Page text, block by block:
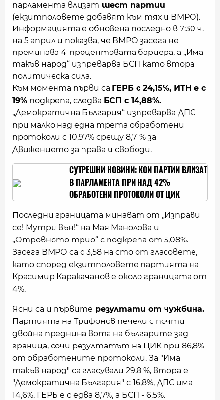
парламента влизат шест партии
(екзитполовете добавят към тях и ВМРО).
Информацията е обновена последно в 7:30 ч.
на 5 април и показва, че ВМРО засега не
преминава 4-процентовата бариера, а „Има
такъв народ“ изпреварва БСП като втора
политическа сила.
Към момента първи са ГЕРБ с 24,15%, ИТН е с
19% подкрепа, следва БСП с 14,88%.
„Демократична България“ изпреварва ДПС
при малко над една трета обработени
протоколи с 10,97% срещу 8,71% за
Движението за права и свободи.
СУТРЕШНИ НОВИНИ: КОИ ПАРТИИ ВЛИЗАТ
В ПАРЛАМЕНТА ПРИ НАД 42%
ОБРАБОТЕНИ ПРОТОКОЛИ ОТ ЦИК
Последни границата минават от „Изправи
се! Мутри вън!“ на Мая Манолова и
„Отровното трио“ с подкрепа от 5,08%.
Засега ВМРО са с 3,58 на сто от гласовете,
като според екзитполовете партията на
Красимир Каракачанов е около границата от
4%.
Ясни са и първите резултати от чужбина.
Партията на Трифонов печели с почти
двойна преднина вота на българите зад
граница, сочи резултатът на ЦИК при 86,8%
от обработените протоколи. За "Има
такъв народ" са гласували 29,8 %, втора е
"Демократична България" с 16,8%, ДПС има
14,6%. ГЕРБ е с едва 8,7%, а БСП - 6,5%.